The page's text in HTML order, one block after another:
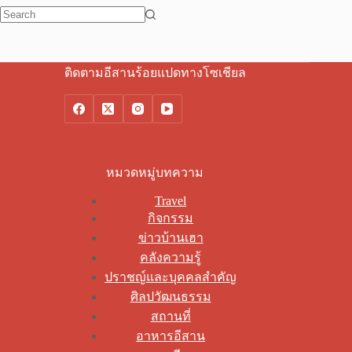
ติดตามอีสานร้อยแปดทางโซเชียล
หมวดหมู่บทความ
Travel
กิจกรรม
ข่าวบ้านเฮา
คลังความรู้
ปราชญ์และบุคคลสำคัญ
ศิลปวัฒนธรรม
สถานที่
อาหารอีสาน